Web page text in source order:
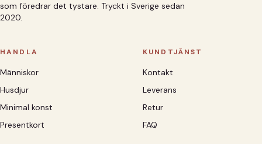
som föredrar det tystare. Tryckt i Sverige sedan
2020.
HANDLA
Människor
Husdjur
Minimal konst
Presentkort
KUNDTJÄNST
Kontakt
Leverans
Retur
FAQ